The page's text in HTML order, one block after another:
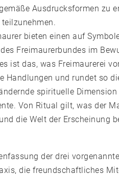
Ausdrucksformen zu
bieten einen auf
Freimaurerbundes im
ist das, was Freimaurerei
Handlungen und rundet so
spirituelle
Von Ritual gilt, was der
die Welt der Erscheinung
der drei
die freundschaftliches